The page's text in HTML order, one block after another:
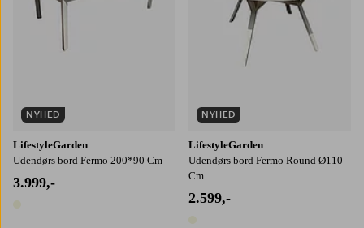
LifestyleGarden
Udendørs bord Fermo 200*90 Cm
3.999,-
NYHED
LifestyleGarden
Udendørs bord Fermo Round Ø110
Cm
2.599,-
NYHED